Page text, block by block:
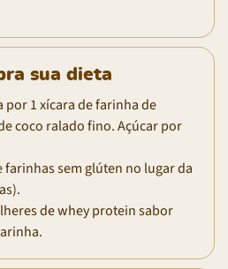
sua dieta
por 1 xícara de farinha de
coco ralado fino. Açúcar por
farinhas sem glúten no lugar da
de whey protein sabor